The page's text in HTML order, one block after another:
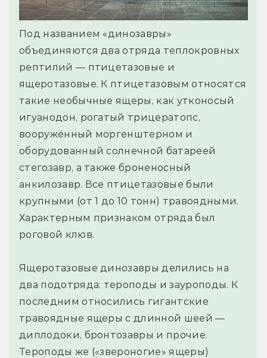
Под названием «динозавры»
объединяются два отряда теплокровных
рептилий — птицетазовые и
ящеротазовые. К птицетазовым относятся
такие необычные ящеры, как утконосый
игуанодон, рогатый трицератопс,
вооружённый моргенштерном и
оборудованный солнечной батареей
стегозавр, а также броненосный
анкилозавр. Все птицетазовые были
крупными (от 1 до 10 тонн) травоядными.
Характерным признаком отряда был
роговой клюв.
Ящеротазовые динозавры делились на
два подотряда: тероподы и зауроподы. К
последним относились гигантские
травоядные ящеры с длинной шеей —
диплодоки, бронтозавры и прочие.
Тероподы же («звероногие» ящеры)